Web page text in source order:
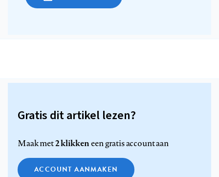
Gratis dit artikel lezen?
Maak met2 klikkeneen gratis account aan
ACCOUNT AANMAKEN